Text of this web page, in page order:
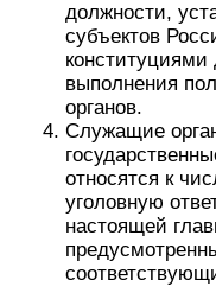
должности,
субъектов
конституциями
выполнения
органов.
Служащие
относятся к
уголовную
настоящей